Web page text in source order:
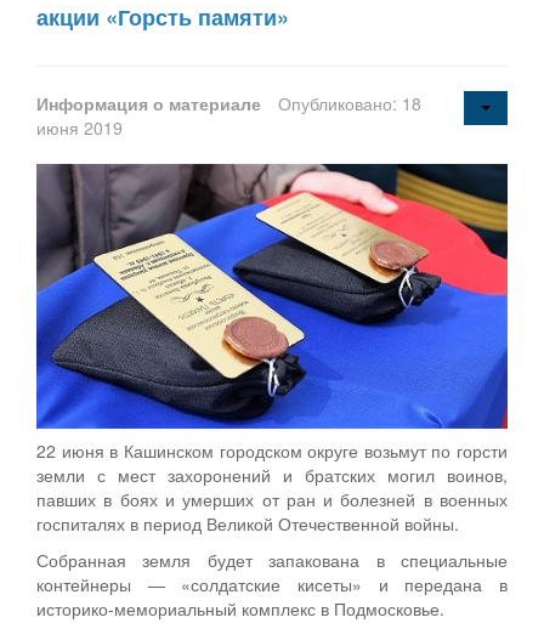
акции «Горсть памяти»
Информация о материале
Опубликовано: 18
июня 2019
22 июня в Кашинском городском округе возьмут по горсти
земли с мест захоронений и братских могил воинов,
павших в боях и умерших от ран и болезней в военных
госпиталях в период Великой Отечественной войны.
Собранная земля будет запакована в специальные
контейнеры — «солдатские кисеты» и передана в
историко-мемориальный комплекс в Подмосковье.